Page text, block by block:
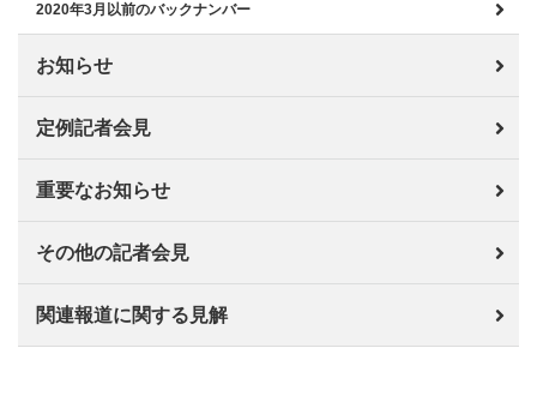
2020年3月以前のバックナンバー
お知らせ
定例記者会見
重要なお知らせ
その他の記者会見
関連報道に関する見解